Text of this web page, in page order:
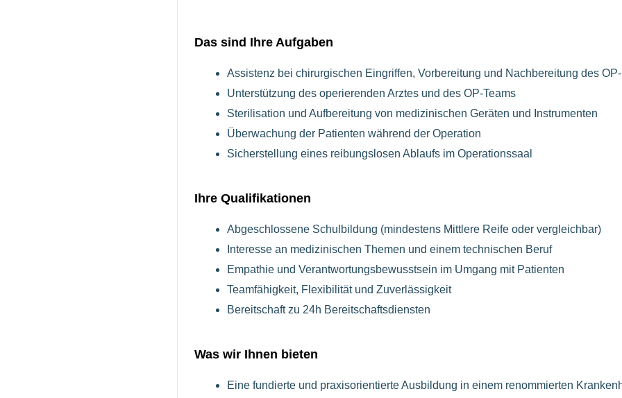
Das sind Ihre Aufgaben
Assistenz bei chirurgischen Eingriffen, Vorbereitung und Nachbereitung des
Unterstützung des operierenden Arztes und des OP-Teams
Sterilisation und Aufbereitung von medizinischen Geräten und Instrumenten
Überwachung der Patienten während der Operation
Sicherstellung eines reibungslosen Ablaufs im Operationssaal
Ihre Qualifikationen
Abgeschlossene Schulbildung (mindestens Mittlere Reife oder vergleichbar)
Interesse an medizinischen Themen und einem technischen Beruf
Empathie und Verantwortungsbewusstsein im Umgang mit Patienten
Teamfähigkeit, Flexibilität und Zuverlässigkeit
Bereitschaft zu 24h Bereitschaftsdiensten
Was wir Ihnen bieten
Eine fundierte und praxisorientierte Ausbildung in einem renommierten